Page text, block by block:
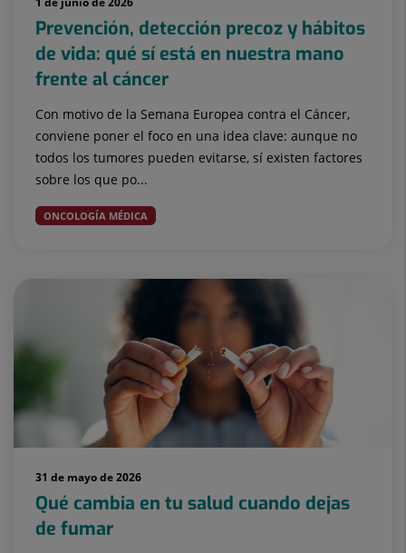
Prevención, detección precoz y hábitos
de vida: qué sí está en nuestra mano
frente al cáncer
Con motivo de la Semana Europea contra el Cáncer,
conviene poner el foco en una idea clave: aunque no
todos los tumores pueden evitarse, sí existen factores
sobre los que po...
ONCOLOGÍA MÉDICA
31 de mayo de 2026
Qué cambia en tu salud cuando dejas
de fumar